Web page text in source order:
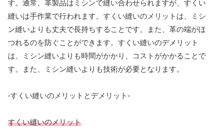
す。通常、革製品はミシンで縫い合わせられますが、すくい
縫いは手作業で行われます。すくい縫いのメリットは、ミシ
ン縫いよりも丈夫で長持ちすることです。また、革の端がほ
つれるのを防ぐことができます。すくい縫いのデメリット
は、ミシン縫いよりも時間がかかり、コストがかかることで
す。また、ミシン縫いよりも技術が必要となります。
-すくい縫いのメリットとデメリット-
すくい縫いのメリット